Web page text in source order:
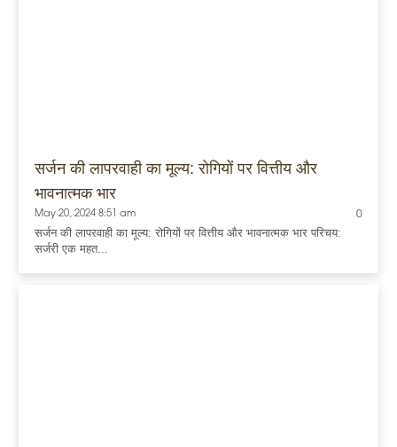
सर्जन की लापरवाही का मूल्य: रोगियों पर वित्तीय और
भावनात्मक भार
May 20, 2024 8:51 am 0
सर्जन की लापरवाही का मूल्य: रोगियों पर वित्तीय और भावनात्मक भार परिचय:
सर्जरी एक महत...